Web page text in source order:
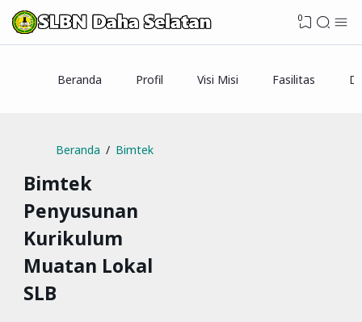
0
Beranda Profil Visi Misi Fasilitas
Beranda Bimtek
Bimtek
Penyusunan
Kurikulum
Muatan Lokal
SLB